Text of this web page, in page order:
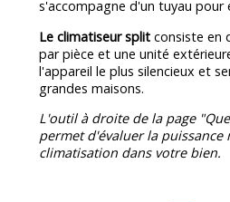
s'accompagne d'un tuyau pour
Le climatiseur split consiste en
par pièce et une unité
l'appareil le plus silencieux et
grandes maisons.
L'outil à droite de la page
permet d'évaluer la puissance
climatisation dans votre bien.